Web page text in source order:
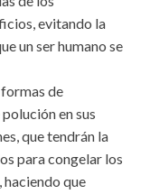
evitando la
un ser humano se
de
en sus
que tendrán la
para congelar los
haciendo que